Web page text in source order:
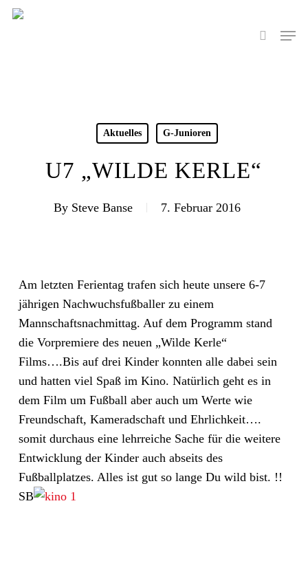
Skip
search
Menu
Aktuelles G-Junioren
U7 „WILDE KERLE“
By Steve Banse 7. Februar 2016
Am letzten Ferientag trafen sich heute unsere 6-7
jährigen Nachwuchsfußballer zu einem
Mannschaftsnachmittag. Auf dem Programm stand
die Vorpremiere des neuen „Wilde Kerle“
Films….Bis auf drei Kinder konnten alle dabei sein
und hatten viel Spaß im Kino. Natürlich geht es in
dem Film um Fußball aber auch um Werte wie
Freundschaft, Kameradschaft und Ehrlichkeit….
somit durchaus eine lehrreiche Sache für die weitere
Entwicklung der Kinder auch abseits des
Fußballplatzes. Alles ist gut so lange Du wild bist. !!
SB